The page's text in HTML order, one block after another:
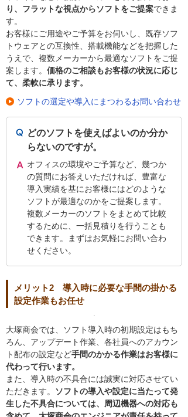
り、フラットな視点からソフトをご提案できま
す。
お客様にご用途やご予算をお伺いし、既存ソフ
トウェアとの互換性、搭載機能などを把握した
うえで、複数メーカーから最適なソフトをご提
案します。 価格のご相談もお客様の状況に応じ
て、柔軟に承ります。
ソフトの選定や導入にまつわるお問い合わせ
どのソフトを使えばよいのか分か
らないのですが。
オフィスの環境やご予算など、幾つか
の質問にお答えいただければ、豊富な
導入実績を基にお客様にはどのような
ソフトが最適なのかをご提案します。
複数メーカーのソフトをまとめて比較
するために、一括見積りを行うことも
できます。まずはお気軽にお問い合わ
せください。
メリット2 導入時に必要な手間の掛かる
設定作業もお任せ
大塚商会では、ソフト導入時の初期設定はもち
ろん、アップデート作業、各社員へのアカウン
ト配布の設定など手間のかかる作業はお客様に
代わって行います。
また、導入時の不具合には誠実に対応させてい
ただきます。
ソフトの導入や設定に当たって発
生した不具合については、周辺機器への対応も